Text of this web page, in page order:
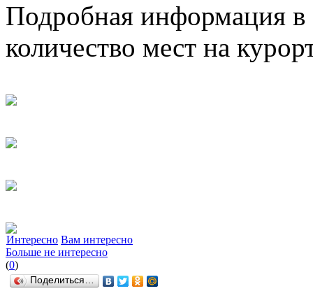
Подробная информация в
количество мест на
Интересно Вам интересно
Больше не интересно
(0)
Поделиться…